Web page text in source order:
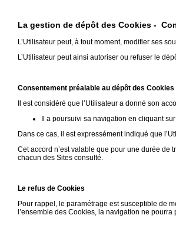
La gestion de dépôt des Cookies -
L’Utilisateur peut, à tout moment, modifier ses
L’Utilisateur peut ainsi autoriser ou refuser le
Consentement préalable au dépôt des Cookies
Il est considéré que l’Utilisateur a donné son
Il a poursuivi sa navigation en cliquant
Dans ce cas, il est expressément indiqué que
Cet accord n’est valable que pour une durée de
chacun des Sites consulté.
Le refus de Cookies
Pour rappel, le paramétrage est susceptible de
l’ensemble des Cookies, la navigation ne pourra